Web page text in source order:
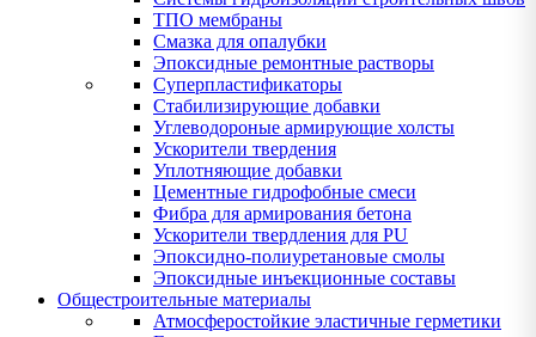
ТПО мембраны
Смазка для опалубки
Эпоксидные ремонтные растворы
Суперпластификаторы
Стабилизирующие добавки
Углеводороные армирующие холсты
Ускорители твердения
Уплотняющие добавки
Цементные гидрофобные смеси
Фибра для армирования бетона
Ускорители твердления для PU
Эпоксидно-полиуретановые смолы
Эпоксидные инъекционные составы
Общестроительные материалы
Атмосферостойкие эластичные герметики